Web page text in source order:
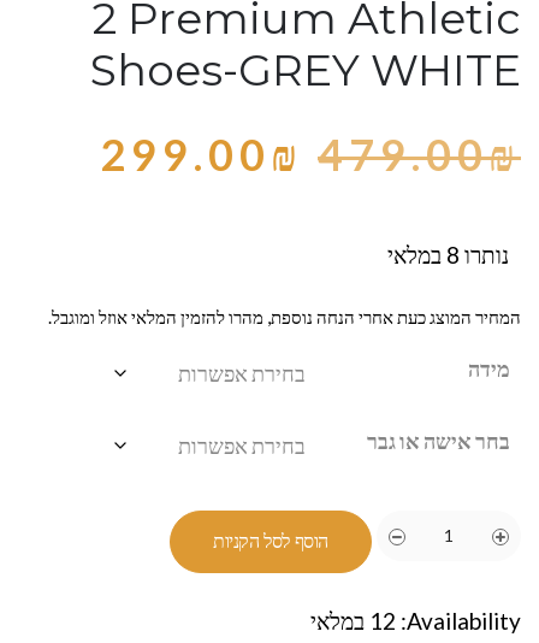
2 Premium Athletic
Shoes-GREY WHITE
479.00₪
299.00₪
נותרו 8 במלאי
המחיר המוצג כעת אחרי הנחה נוספת, מהרו להזמין המלאי אוזל ומוגבל.
מידה
בחר אישה או גבר
הוסף לסל הקניות
Availability: 12 במלאי